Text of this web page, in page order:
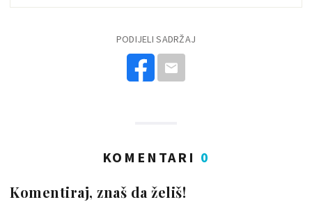
PODIJELI SADRŽAJ
KOMENTARI 0
Komentiraj, znaš da želiš!